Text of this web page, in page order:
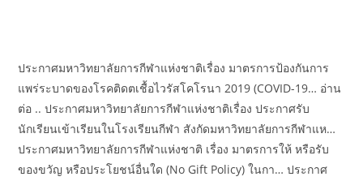
ประกาศมหาวิทยาลัยการกีฬาแห่งชาติเรื่อง มาตรการป้องกันการ
แพร่ระบาดของโรคติดตเชื้อไวรัสโคโรนา 2019 (COVID-19… อ่าน
ต่อ .. ประกาศมหาวิทยาลัยการกีฬาแห่งชาติเรื่อง ประกาศรับ
นักเรียนเข้าเรียนในโรงเรียนกีฬา สังกัดมหาวิทยาลัยการกีฬาแห…
ประกาศมหาวิทยาลัยการกีฬาแห่งชาติ เรื่อง มาตรการให้ หรือรับ
ของขวัญ หรือประโยชน์อื่นใด (No Gift Policy) ในกา… ประกาศ